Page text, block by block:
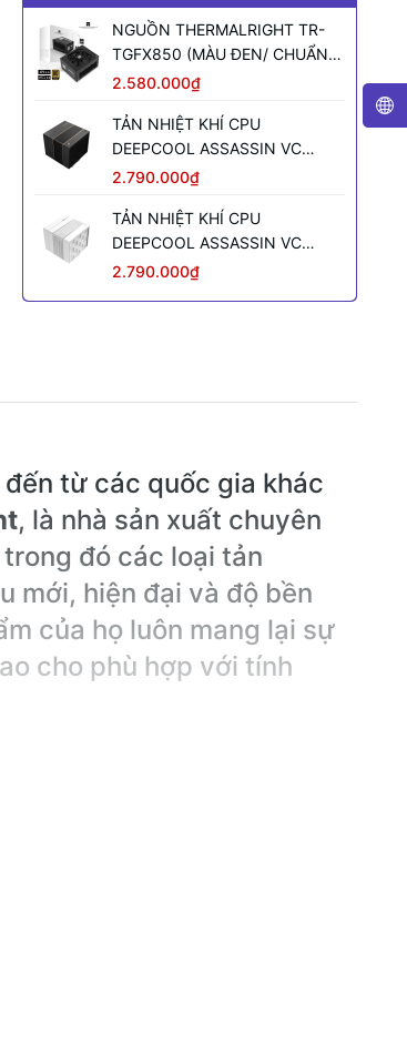
NGUỒN THERMALRIGHT TR-
TGFX850 (MÀU ĐEN/ CHUẨN
SFX/ FULL MODULAR/ 850W)
2.580.000₫
TẢN NHIỆT KHÍ CPU
DEEPCOOL ASSASSIN VC
ELITE (MÀU ĐEN)
2.790.000₫
TẢN NHIỆT KHÍ CPU
DEEPCOOL ASSASSIN VC
ELITE WH WH (MÀU TRẮNG)
2.790.000₫
từ các quốc gia khác
, là nhà sản xuất chuyên
đó các loại tản
mới, hiện đại và độ bền
của họ luôn mang lại sự
cho phù hợp với tính